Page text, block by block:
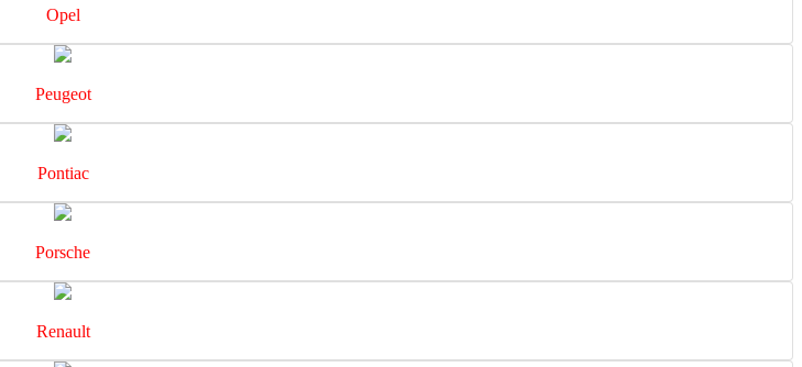
Opel
Peugeot
Pontiac
Porsche
Renault